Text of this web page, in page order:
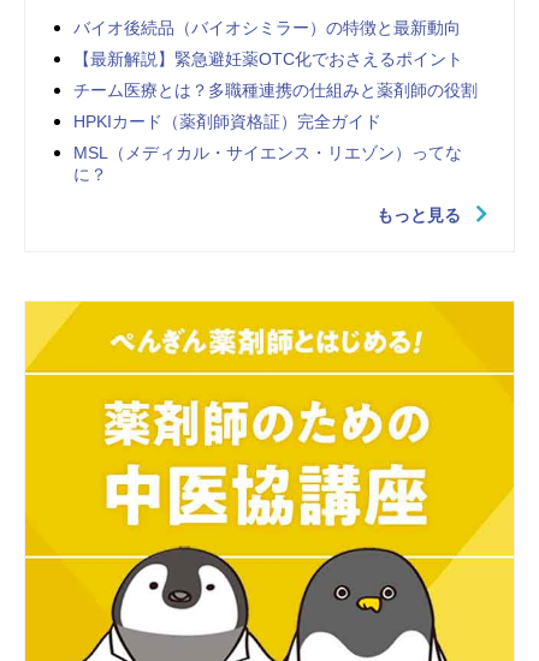
バイオ後続品（バイオシミラー）の特徴と最新動向
【最新解説】緊急避妊薬OTC化でおさえるポイント
チーム医療とは？多職種連携の仕組みと薬剤師の役割
HPKIカード（薬剤師資格証）完全ガイド
MSL（メディカル・サイエンス・リエゾン）ってな
に？
もっと見る